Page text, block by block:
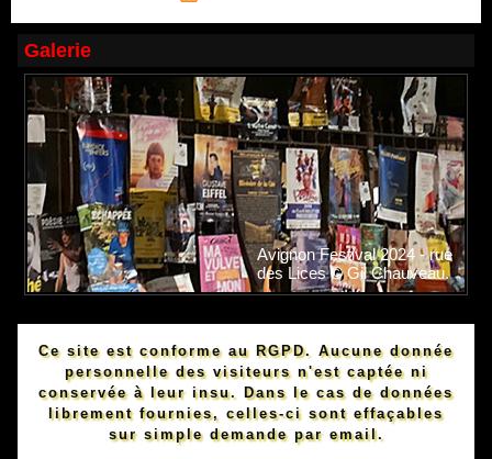
Galerie
Avignon Festival 2024 - rue
des Lices © Gil Chauveau.
Ce site est conforme au RGPD. Aucune donnée
personnelle des visiteurs n'est captée ni
conservée à leur insu. Dans le cas de données
librement fournies, celles-ci sont effaçables
sur simple demande par email.